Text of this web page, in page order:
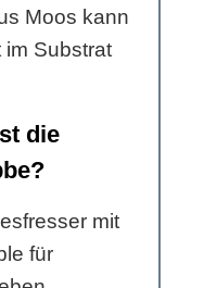
Moos kann
im Substrat
die
mit
für